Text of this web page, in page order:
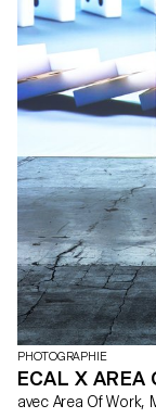
PHOTOGRAPHIE
ECAL X AREA